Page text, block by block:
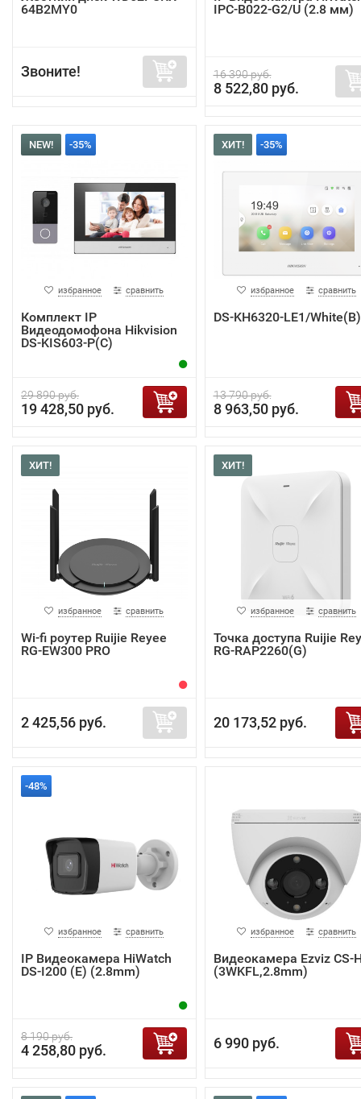
64B2MY0
Звоните!
IPC-B022-G2/U (2.8 мм)
16 390 руб.
8 522,80 руб.
NEW! -35%
избранное сравнить
Комплект IP
Видеодомофона Hikvision
DS-KIS603-P(C)
29 890 руб.
19 428,50 руб.
ХИТ! -35%
избранное сравнить
DS-KH6320-LE1/White(B)
13 790 руб.
8 963,50 руб.
ХИТ!
избранное сравнить
Wi-fi роутер Ruijie Reyee
RG-EW300 PRO
2 425,56 руб.
ХИТ!
избранное сравнить
Точка доступа Ruijie
RG-RAP2260(G)
20 173,52 руб.
-48%
избранное сравнить
IP Видеокамера HiWatch
DS-I200 (E) (2.8mm)
8 190 руб.
4 258,80 руб.
избранное сравнить
Видеокамера Ezviz CS-
(3WKFL,2.8mm)
6 990 руб.